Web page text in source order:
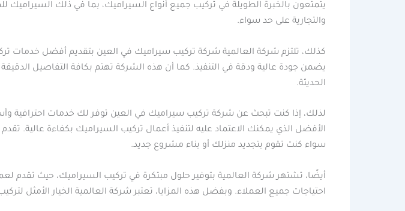
يتمتعون بالخبرة الطويلة في تركيب جميع أنواع السيراميك، بما في ذلك السيراميك
والتجارية على حد سواء.
كذلك، تلتزم شركة العالمية شركة تركيب سيراميك في العين بتقديم أفضل خدمات
يضمن جودة عالية ودقة في التنفيذ. كما أن هذه الشركة تهتم بكافة التفاصيل
الحديثة.
لذلك، إذا كنت تبحث عن شركة تركيب سيراميك في العين توفر لك خدمات احترافية
الأفضل الذي يمكنك الاعتماد عليه لتنفيذ أعمال تركيب السيراميك بكفاءة عالية.
سواء كنت تقوم بتجديد منزلك أو بناء مشروع جديد.
أيضًا، تشتهر شركة العالمية بتوفير حلول مبتكرة في تركيب السيراميك، حيث تقدم
احتياجات جميع العملاء. وبفضل هذه المزايا، تعتبر شركة العالمية الخيار الأمثل